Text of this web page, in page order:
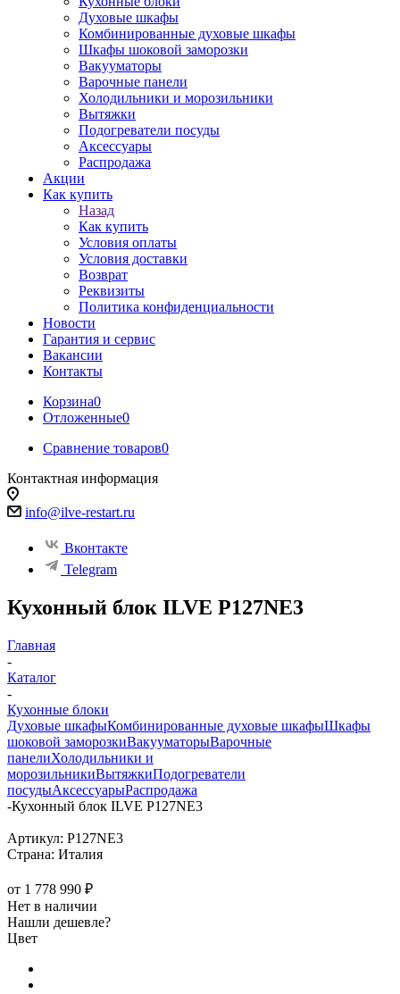
Духовые шкафы
Комбинированные духовые шкафы
Шкафы шоковой заморозки
Вакууматоры
Варочные панели
Холодильники и морозильники
Вытяжки
Подогреватели посуды
Аксессуары
Распродажа
Акции
Как купить
Назад
Как купить
Условия оплаты
Условия доставки
Возврат
Реквизиты
Политика конфиденциальности
Новости
Гарантия и сервис
Вакансии
Контакты
Корзина0
Отложенные0
Сравнение товаров0
Контактная информация
info@ilve-restart.ru
Вконтакте
Telegram
Кухонный блок ILVE P127NE3
Главная
-
Каталог
-
Кухонные блоки
Духовые шкафыКомбинированные духовые шкафыШкафы
шоковой заморозкиВакууматорыВарочные
панелиХолодильники и
морозильникиВытяжкиПодогреватели
посудыАксессуарыРаспродажа
-Кухонный блок ILVE P127NE3
Артикул: P127NE3
Страна: Италия
от 1 778 990 ₽
Нет в наличии
Нашли дешевле?
Цвет